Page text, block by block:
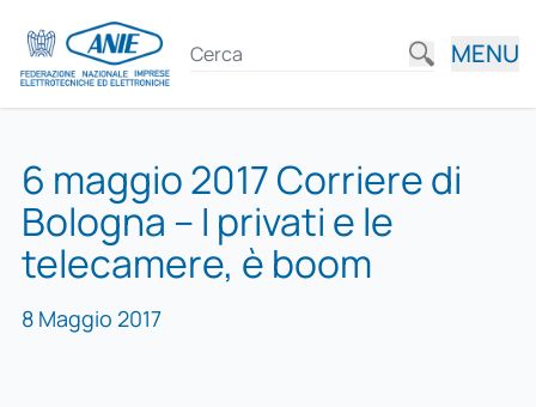
MENU
6 maggio 2017 Corriere di
Bologna – I privati e le
telecamere, è boom
8 Maggio 2017